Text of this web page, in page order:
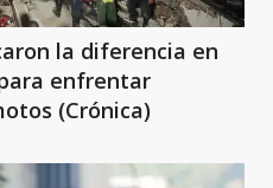
la diferencia en
enfrentar
(Crónica)